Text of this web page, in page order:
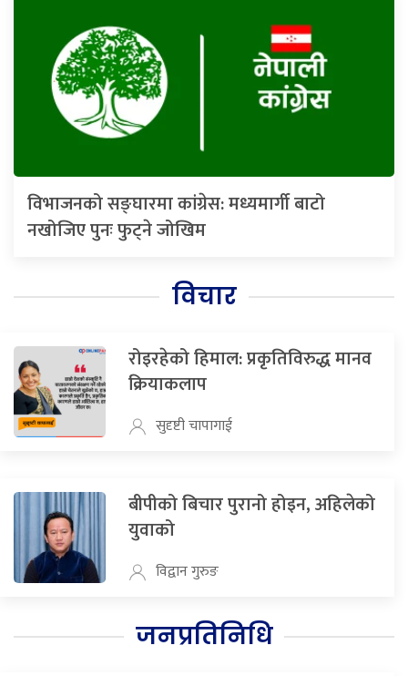
विभाजनको सङ्घारमा कांग्रेस: मध्यमार्गी बाटो
नखोजिए पुनः फुट्ने जोखिम
विचार
रोइरहेको हिमाल: प्रकृतिविरुद्ध मानव
क्रियाकलाप
सुदृष्टी चापागाई
बीपीको बिचार पुरानो होइन, अहिलेको
युवाको
विद्वान गुरुङ
जनप्रतिनिधि